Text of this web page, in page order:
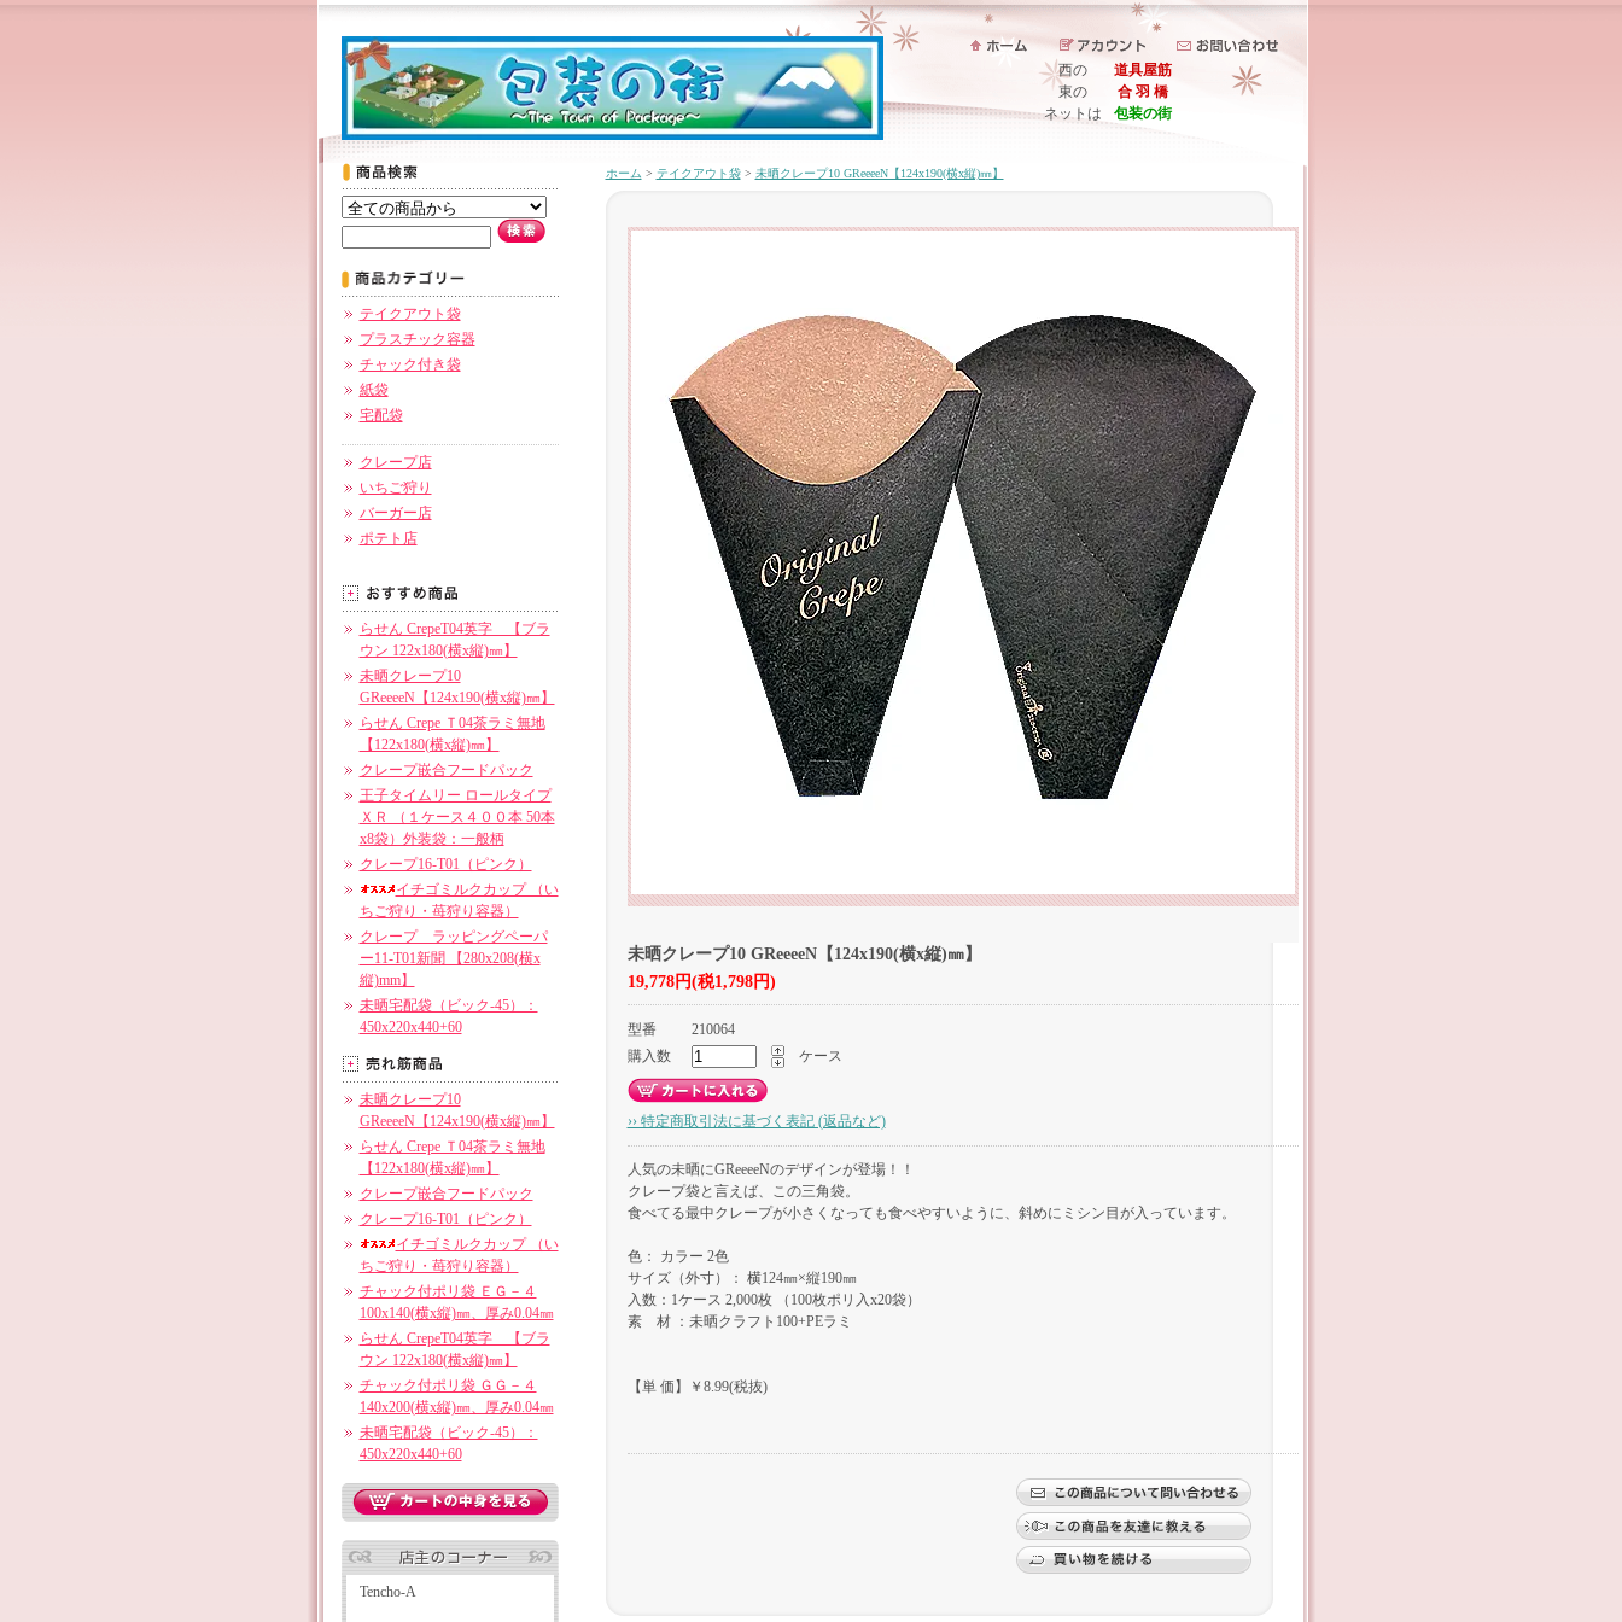
西の
道具屋筋
東の
合 羽 橋
ネットは
包装の街
テイクアウト袋
プラスチック容器
チャック付き袋
紙袋
宅配袋
クレープ店
いちご狩り
バーガー店
ポテト店
らせん CrepeT04英字 【ブラ
ウン 122x180(横x縦)㎜】
未晒クレープ10
GReeeeN【124x190(横x縦)㎜】
らせん Crepe Ｔ04茶ラミ無地
【122x180(横x縦)㎜】
クレープ嵌合フードパック
王子タイムリー ロールタイプ
ＸＲ （１ケース４００本 50本
x8袋）外装袋：一般柄
クレープ16-T01（ピンク）
イチゴミルクカップ （い
ちご狩り・苺狩り容器）
クレープ ラッピングペーパ
ー11-T01新聞 【280x208(横x
縦)mm】
未晒宅配袋（ビック-45）：
450x220x440+60
未晒クレープ10
GReeeeN【124x190(横x縦)㎜】
らせん Crepe Ｔ04茶ラミ無地
【122x180(横x縦)㎜】
クレープ嵌合フードパック
クレープ16-T01（ピンク）
イチゴミルクカップ （い
ちご狩り・苺狩り容器）
チャック付ポリ袋 ＥＧ－４
100x140(横x縦)㎜、厚み0.04㎜
らせん CrepeT04英字 【ブラ
ウン 122x180(横x縦)㎜】
チャック付ポリ袋 ＧＧ－４
140x200(横x縦)㎜、厚み0.04㎜
未晒宅配袋（ビック-45）：
450x220x440+60
Tencho-A
ホーム > テイクアウト袋> 未晒クレープ10 GReeeeN【124x190(横x縦)㎜】
未晒クレープ10 GReeeeN【124x190(横x縦)㎜】
19,778円(税1,798円)
型番
210064
購入数
ケース
›› 特定商取引法に基づく表記 (返品など)
人気の未晒にGReeeeNのデザインが登場！！
クレープ袋と言えば、この三角袋。
食べてる最中クレープが小さくなっても食べやすいように、斜めにミシン目が入っています。
色： カラー 2色
サイズ（外寸）： 横124㎜×縦190㎜
入数：1ケース 2,000枚 （100枚ポリ入x20袋）
素 材 ：未晒クラフト100+PEラミ
【単 価】￥8.99(税抜)